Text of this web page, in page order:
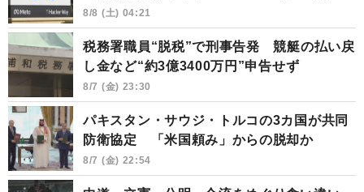
8/8 (土) 04:21
税務署職員“脱税”で刑事告発 競艇の払い戻
し金など“約3億3400万円”申告せず
8/7 (金) 23:30
パキスタン・サウジ・トルコの3カ国が共同
防衛協定 「米国頼み」からの脱却か
8/7 (金) 22:54